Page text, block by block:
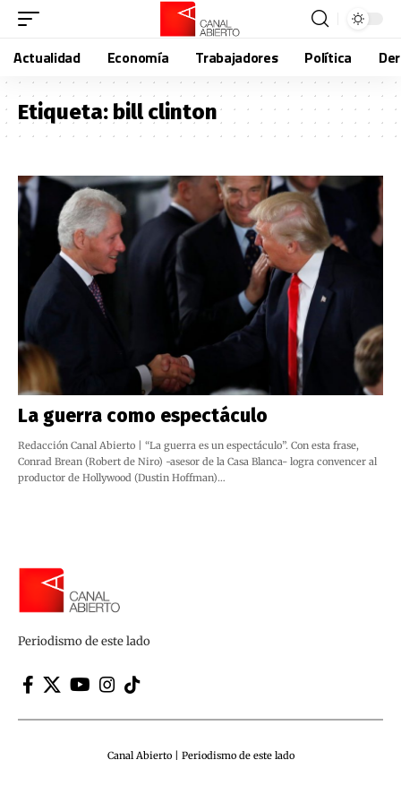
Actualidad Economía Trabajadores Política
Etiqueta:bill clinton
La guerra como espectáculo
Redacción Canal Abierto | “La guerra es un espectáculo”. Con esta frase,
Conrad Brean (Robert de Niro) -asesor de la Casa Blanca- logra convencer al
productor de Hollywood (Dustin Hoffman)…
Periodismo de este lado
Canal Abierto | Periodismo de este lado